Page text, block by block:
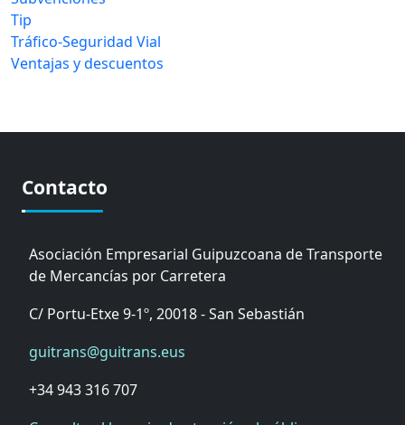
Tip
Tráfico-Seguridad Vial
Ventajas y descuentos
Contacto
Asociación Empresarial Guipuzcoana de Transporte
de Mercancías por Carretera
C/ Portu-Etxe 9-1º, 20018 - San Sebastián
guitrans@guitrans.eus
+34 943 316 707